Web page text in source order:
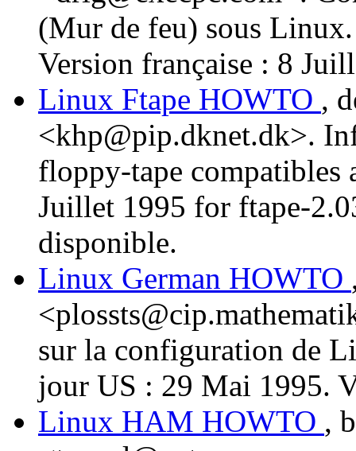
(Mur de feu) sous
Version française : 8
Linux Ftape HOWTO ,
<khp@pip.dknet.dk>.
floppy-tape
Juillet 1995 for ftape-
disponible.
Linux German HOWTO
sur la configuration de
jour US : 29 Mai 1995.
Linux HAM HOWTO ,